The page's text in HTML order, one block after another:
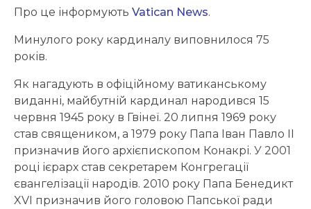
Про це інформують Vatican News.
Минулого року кардиналу виповнилося 75
років.
Як нагадують в офіційному ватиканському
виданні, майбутній кардинал народився 15
червня 1945 року в Гвінеї. 20 липня 1969 року
став священиком, а 1979 року Папа Іван Павло ІІ
призначив його архієпископом Конакрі. У 2001
році ієрарх став секретарем Конгрегації
євангелізації народів. 2010 року Папа Бенедикт
XVI призначив його головою Папської ради